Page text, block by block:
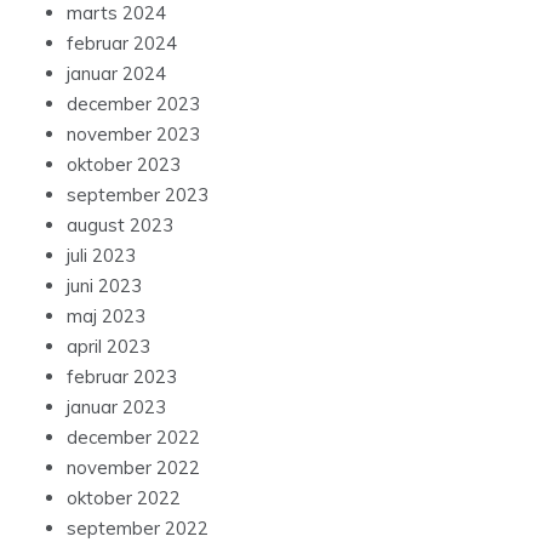
marts 2024
februar 2024
januar 2024
december 2023
november 2023
oktober 2023
september 2023
august 2023
juli 2023
juni 2023
maj 2023
april 2023
februar 2023
januar 2023
december 2022
november 2022
oktober 2022
september 2022